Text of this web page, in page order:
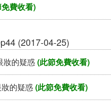
費收看)
(2017-04-25)
妝的疑惑(此節免費收看)
的疑惑(此節免費收看)